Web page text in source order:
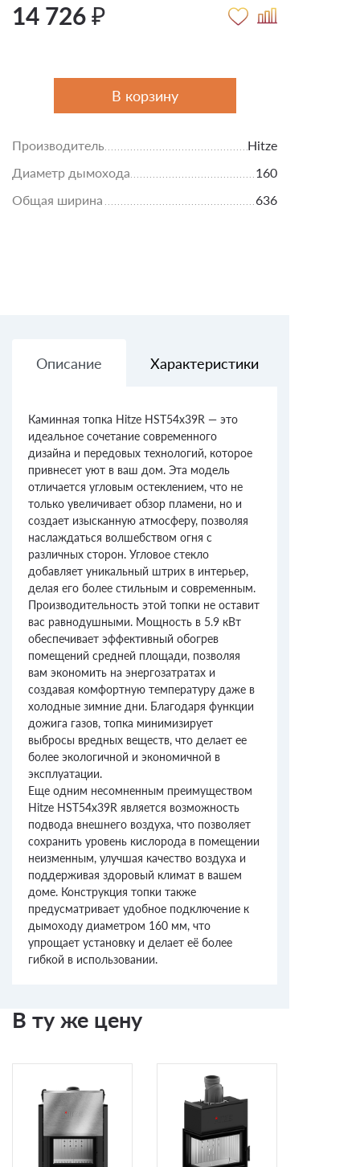
14 726 ₽
В корзину
Производитель
Hitze
Диаметр дымохода
160
Общая ширина
636
Описание Характеристики
Каминная топка Hitze HST54x39R — это
идеальное сочетание современного
дизайна и передовых технологий, которое
привнесет уют в ваш дом. Эта модель
отличается угловым остеклением, что не
только увеличивает обзор пламени, но и
создает изысканную атмосферу, позволяя
наслаждаться волшебством огня с
различных сторон. Угловое стекло
добавляет уникальный штрих в интерьер,
делая его более стильным и современным.
Производительность этой топки не оставит
вас равнодушными. Мощность в 5.9 кВт
обеспечивает эффективный обогрев
помещений средней площади, позволяя
вам экономить на энергозатратах и
создавая комфортную температуру даже в
холодные зимние дни. Благодаря функции
дожига газов, топка минимизирует
выбросы вредных веществ, что делает ее
более экологичной и экономичной в
эксплуатации.
Еще одним несомненным преимуществом
Hitze HST54x39R является возможность
подвода внешнего воздуха, что позволяет
сохранить уровень кислорода в помещении
неизменным, улучшая качество воздуха и
поддерживая здоровый климат в вашем
доме. Конструкция топки также
предусматривает удобное подключение к
дымоходу диаметром 160 мм, что
упрощает установку и делает её более
гибкой в использовании.
В ту же цену